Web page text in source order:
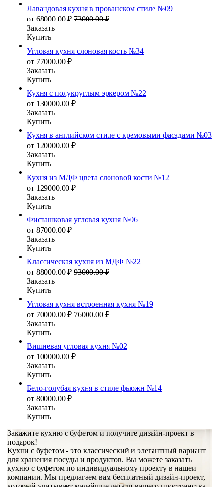
Лавандовая кухня в прованском стиле №09
от 68000.00 ₽ 73000.00₽
Заказать
Купить
Угловая кухня слоновая кость №34
от 77000.00 ₽
Заказать
Купить
Кухня с полукруглым эркером №22
от 130000.00 ₽
Заказать
Купить
Кухня в английском стиле с кремовыми фасадами №03
от 120000.00 ₽
Заказать
Купить
Кухня из МДФ цвета слоновой кости №12
от 129000.00 ₽
Заказать
Купить
Фисташковая угловая кухня №06
от 87000.00 ₽
Заказать
Купить
Классическая кухня из МДФ №22
от 88000.00 ₽ 93000.00₽
Заказать
Купить
Угловая кухня встроенная кухня №19
от 70000.00 ₽ 76000.00₽
Заказать
Купить
Вишневая угловая кухня №02
от 100000.00 ₽
Заказать
Купить
Бело-голубая кухня в стиле фьюжн №14
от 80000.00 ₽
Заказать
Купить
Закажите кухню с буфетом и получите дизайн-проект в
подарок!
Кухни с буфетом - это классический и элегантный вариант
для хранения посуды и продуктов. Вы можете заказать
кухню с буфетом по индивидуальному проекту в нашей
компании. Мы предлагаем вам бесплатный дизайн-проект,